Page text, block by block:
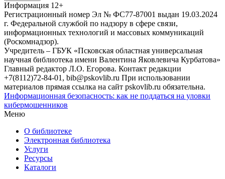
Информация 12+
Регистрационный номер Эл № ФС77-87001 выдан 19.03.2024
г. Федеральной службой по надзору в сфере связи,
информационных технологий и массовых коммуникаций
(Роскомнадзор).
Учредитель – ГБУК «Псковская областная универсальная
научная библиотека имени Валентина Яковлевича Курбатова»
Главный редактор Л.О. Егорова. Контакт редакции
+7(8112)72-84-01, bib@pskovlib.ru При использовании
материалов прямая ссылка на сайт pskovlib.ru обязательна.
Информационная безопасность: как не поддаться на уловки
кибермошенников
Меню
О библиотеке
Электронная библиотека
Услуги
Ресурсы
Каталоги